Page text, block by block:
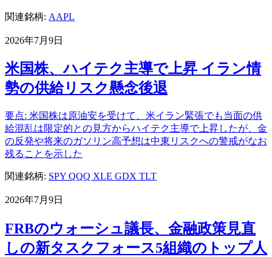
関連銘柄: AAPL
2026年7月9日
米国株、ハイテク主導で上昇 イラン情
勢の供給リスク懸念後退
要点: 米国株は原油安を受けて、米イラン緊張でも当面の供
給混乱は限定的との見方からハイテク主導で上昇したが、金
の反発や将来のガソリン高予想は中東リスクへの警戒がなお
残ることを示した
関連銘柄: SPY QQQ XLE GDX TLT
2026年7月9日
FRBのウォーシュ議長、金融政策見直
しの新タスクフォース5組織のトップ人